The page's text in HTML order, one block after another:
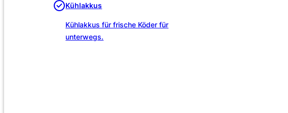
Kühlakkus
Kühlakkus für frische Köder für
unterwegs.